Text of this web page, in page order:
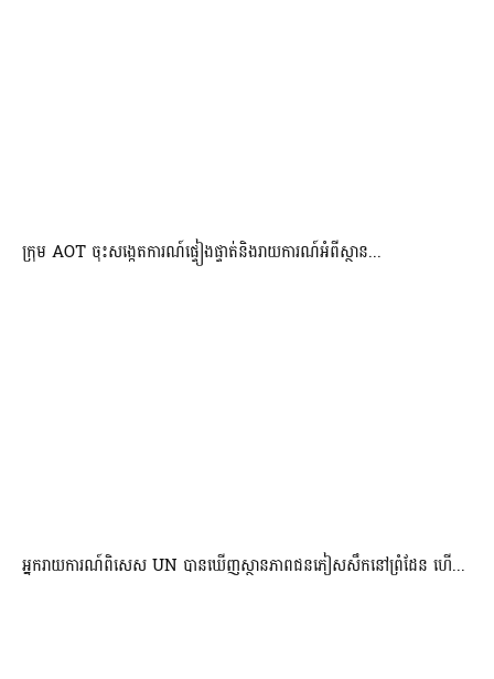
ក្រុម AOT ចុះសង្កេតការណ៍ផ្ទៀងផ្ទាត់និងរាយការណ៍អំពីស្ថាន...
អ្នករាយការណ៍ពិសេស UN បានឃើញស្ថានភាពជនភៀសសឹកនៅព្រំដែន ហើ...